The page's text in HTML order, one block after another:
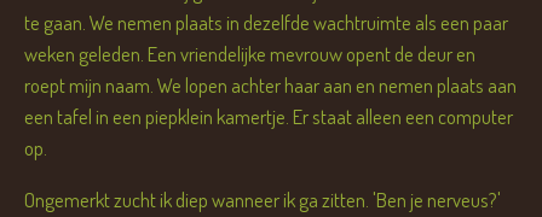
te gaan. We nemen plaats in dezelfde wachtruimte als een paar
weken geleden. Een vriendelijke mevrouw opent de deur en
roept mijn naam. We lopen achter haar aan en nemen plaats aan
een tafel in een piepklein kamertje. Er staat alleen een computer
op.
Ongemerkt zucht ik diep wanneer ik ga zitten. 'Ben je nerveus?'